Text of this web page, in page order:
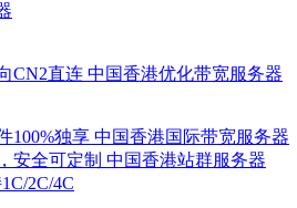
CN2直连 中国香港优化带宽服务器
100%独享 中国香港国际带宽服务器
安全可定制 中国香港站群服务器
2C/4C